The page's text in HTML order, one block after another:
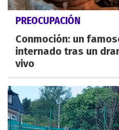
PREOCUPACIÓN
Conmoción: un
internado tras un
vivo